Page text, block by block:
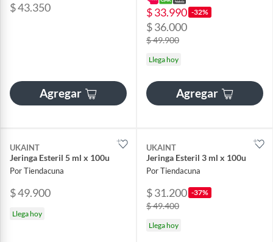
$ 43.350
Agregar
$ 33.990 -32%
$ 36.000
$ 49.900
Llega hoy
Agregar
UKAINT
Jeringa Esteril 5 ml x 100u
Por Tiendacuna
$ 49.900
Llega hoy
UKAINT
Jeringa Esteril 3 ml x 100u
Por Tiendacuna
$ 31.200 -37%
$ 49.400
Llega hoy